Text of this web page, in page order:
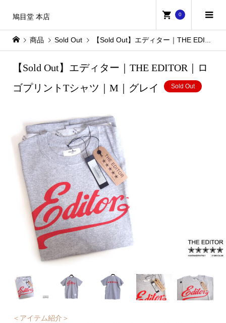
鳩目堂 本店 0
商品 Sold Out 【Sold Out】エディター｜THE EDITOR｜ロゴプリントTシャツ｜M｜グレイ
【Sold Out】エディター｜THE EDITOR｜ロ
ゴプリントTシャツ｜M｜グレイ
Sold Out
＜アイテム紹介＞